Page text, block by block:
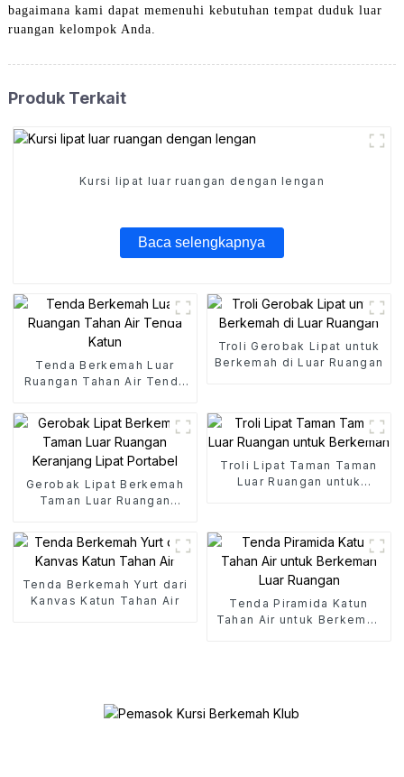
bagaimana kami dapat memenuhi kebutuhan tempat duduk luar
ruangan kelompok Anda.
Produk Terkait
Kursi lipat luar ruangan dengan lengan
Baca selengkapnya
Tenda Berkemah Luar
Ruangan Tahan Air Tenda
Troli Gerobak Lipat untuk
Berkemah di Luar Ruangan
Gerobak Lipat Berkemah
Taman Luar Ruangan
Troli Lipat Taman Taman
Luar Ruangan untuk
Tenda Berkemah Yurt dari
Kanvas Katun Tahan Air
Tenda Piramida Katun
Tahan Air untuk Berkemah